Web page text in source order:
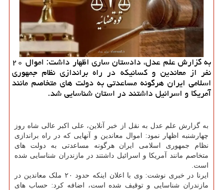
به گزارش علم عدل، دادستان ساری اظهار داشت: اموال ۲۰
نفر از معاندین و کسانیکه در راه براندازی نظام جمهوری
اسلامی ایران هرگونه مساعدتی به دولت های متخاصم مانند
آمریکا و اسرائیل داشتند در استان شناسایی شد.
به گزارش علم عدل به نقل از خبر آنلاین، علی اکبر عالی شاه روز
چهارشنبه اظهار نمود: اموال معاندین و آنهایی که در راه براندازی
نظام جمهوری اسلامی ایران هرگونه مساعدتی به دولت های
متخاصم مانند آمریکا و اسرائیل داشتند در مازندران شناسایی شده
است.
ایرنا در خبری نوشت: وی با اعلان اینکه حدود ۲۰ ملک معاندین در
مازندران شناسایی و توقیف شده است، اضافه کرد: حساب های